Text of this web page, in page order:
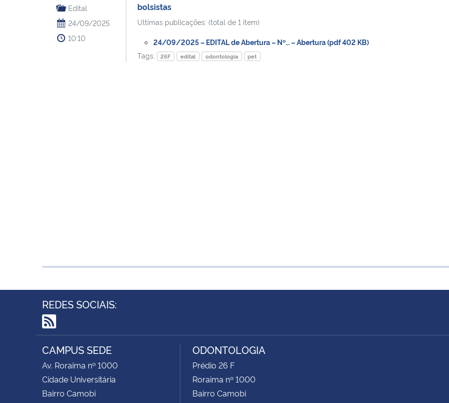
Edital
24/09/2025
10:10
bolsistas
Ultimas publicações: (total de 1 item)
24/09/2025 – EDITAL de Abertura – Nº… – Abertura (pdf 402 KB)
Tags:
26F edital odontologia pet
REDES SOCIAIS:
RSS
CAMPUS SEDE
Av. Roraima nº 1000
Cidade Universitária
Bairro Camobi
ODONTOLOGIA
Prédio 26 F
Roraima nº 1000
Bairro Camobi